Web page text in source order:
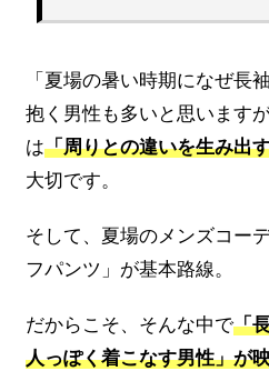
「夏場の暑い時期になぜ長
抱く男性も多いと思います
は「周りとの違いを生み出
大切です。
そして、夏場のメンズコー
フパンツ」が基本路線。
だからこそ、そんな中で「
人っぽく着こなす男性」が